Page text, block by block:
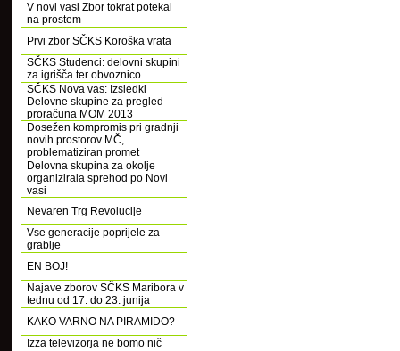
V novi vasi Zbor tokrat potekal
na prostem
Prvi zbor SČKS Koroška vrata
SČKS Studenci: delovni skupini
za igrišča ter obvoznico
SČKS Nova vas: Izsledki
Delovne skupine za pregled
proračuna MOM 2013
Dosežen kompromis pri gradnji
novih prostorov MČ,
problematiziran promet
Delovna skupina za okolje
organizirala sprehod po Novi
vasi
Nevaren Trg Revolucije
Vse generacije poprijele za
grablje
EN BOJ!
Najave zborov SČKS Maribora v
tednu od 17. do 23. junija
KAKO VARNO NA PIRAMIDO?
Izza televizorja ne bomo nič